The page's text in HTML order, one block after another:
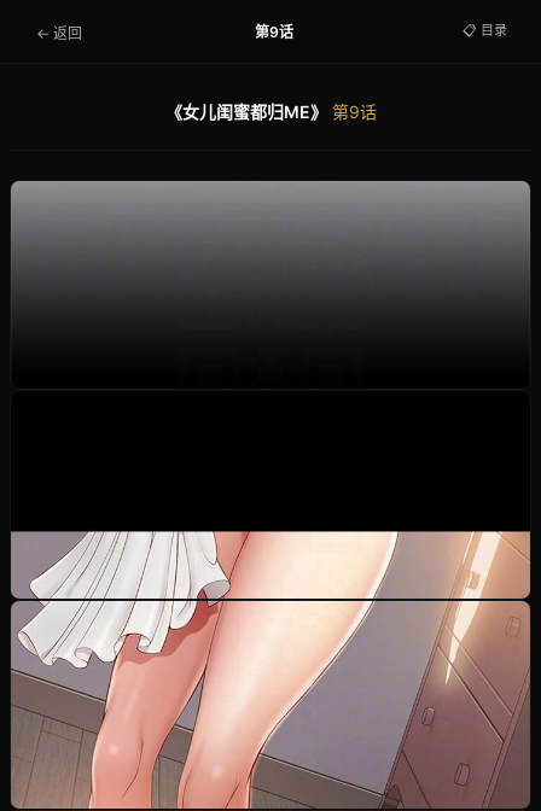
← 返回 第9话 📋 目录
《女儿闺蜜都归ME》 第9话